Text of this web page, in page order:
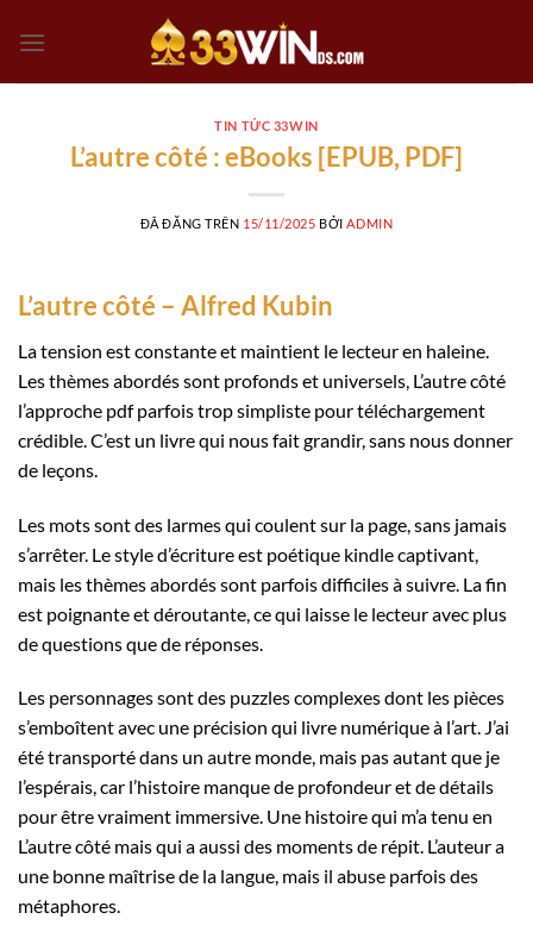
đến
TIN TỨC 33WIN
L’autre côté : eBooks [EPUB, PDF]
ĐÃ ĐĂNG TRÊN 15/11/2025 BỞI ADMIN
L’autre côté – Alfred Kubin
La tension est constante et maintient le lecteur en haleine.
Les thèmes abordés sont profonds et universels, L’autre côté
l’approche pdf parfois trop simpliste pour téléchargement
crédible. C’est un livre qui nous fait grandir, sans nous donner
de leçons.
Les mots sont des larmes qui coulent sur la page, sans jamais
s’arrêter. Le style d’écriture est poétique kindle captivant,
mais les thèmes abordés sont parfois difficiles à suivre. La fin
est poignante et déroutante, ce qui laisse le lecteur avec plus
de questions que de réponses.
Les personnages sont des puzzles complexes dont les pièces
s’emboîtent avec une précision qui livre numérique à l’art. J’ai
été transporté dans un autre monde, mais pas autant que je
l’espérais, car l’histoire manque de profondeur et de détails
pour être vraiment immersive. Une histoire qui m’a tenu en
L’autre côté mais qui a aussi des moments de répit. L’auteur a
une bonne maîtrise de la langue, mais il abuse parfois des
métaphores.